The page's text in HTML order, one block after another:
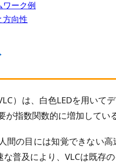
ワーク例
方向性
）は、白色LEDを用いて
が指数関数的に増加してい
間の目には知覚できない
な普及により、VLCは既存